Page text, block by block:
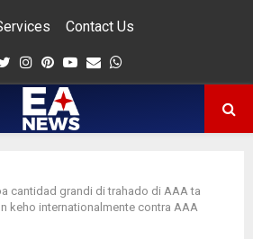
Contact Us
Twitter
Instagram
Pinterest
Youtube
Email
cantidad grandi di trahado di AAA ta
keho internationalmente contra AAA